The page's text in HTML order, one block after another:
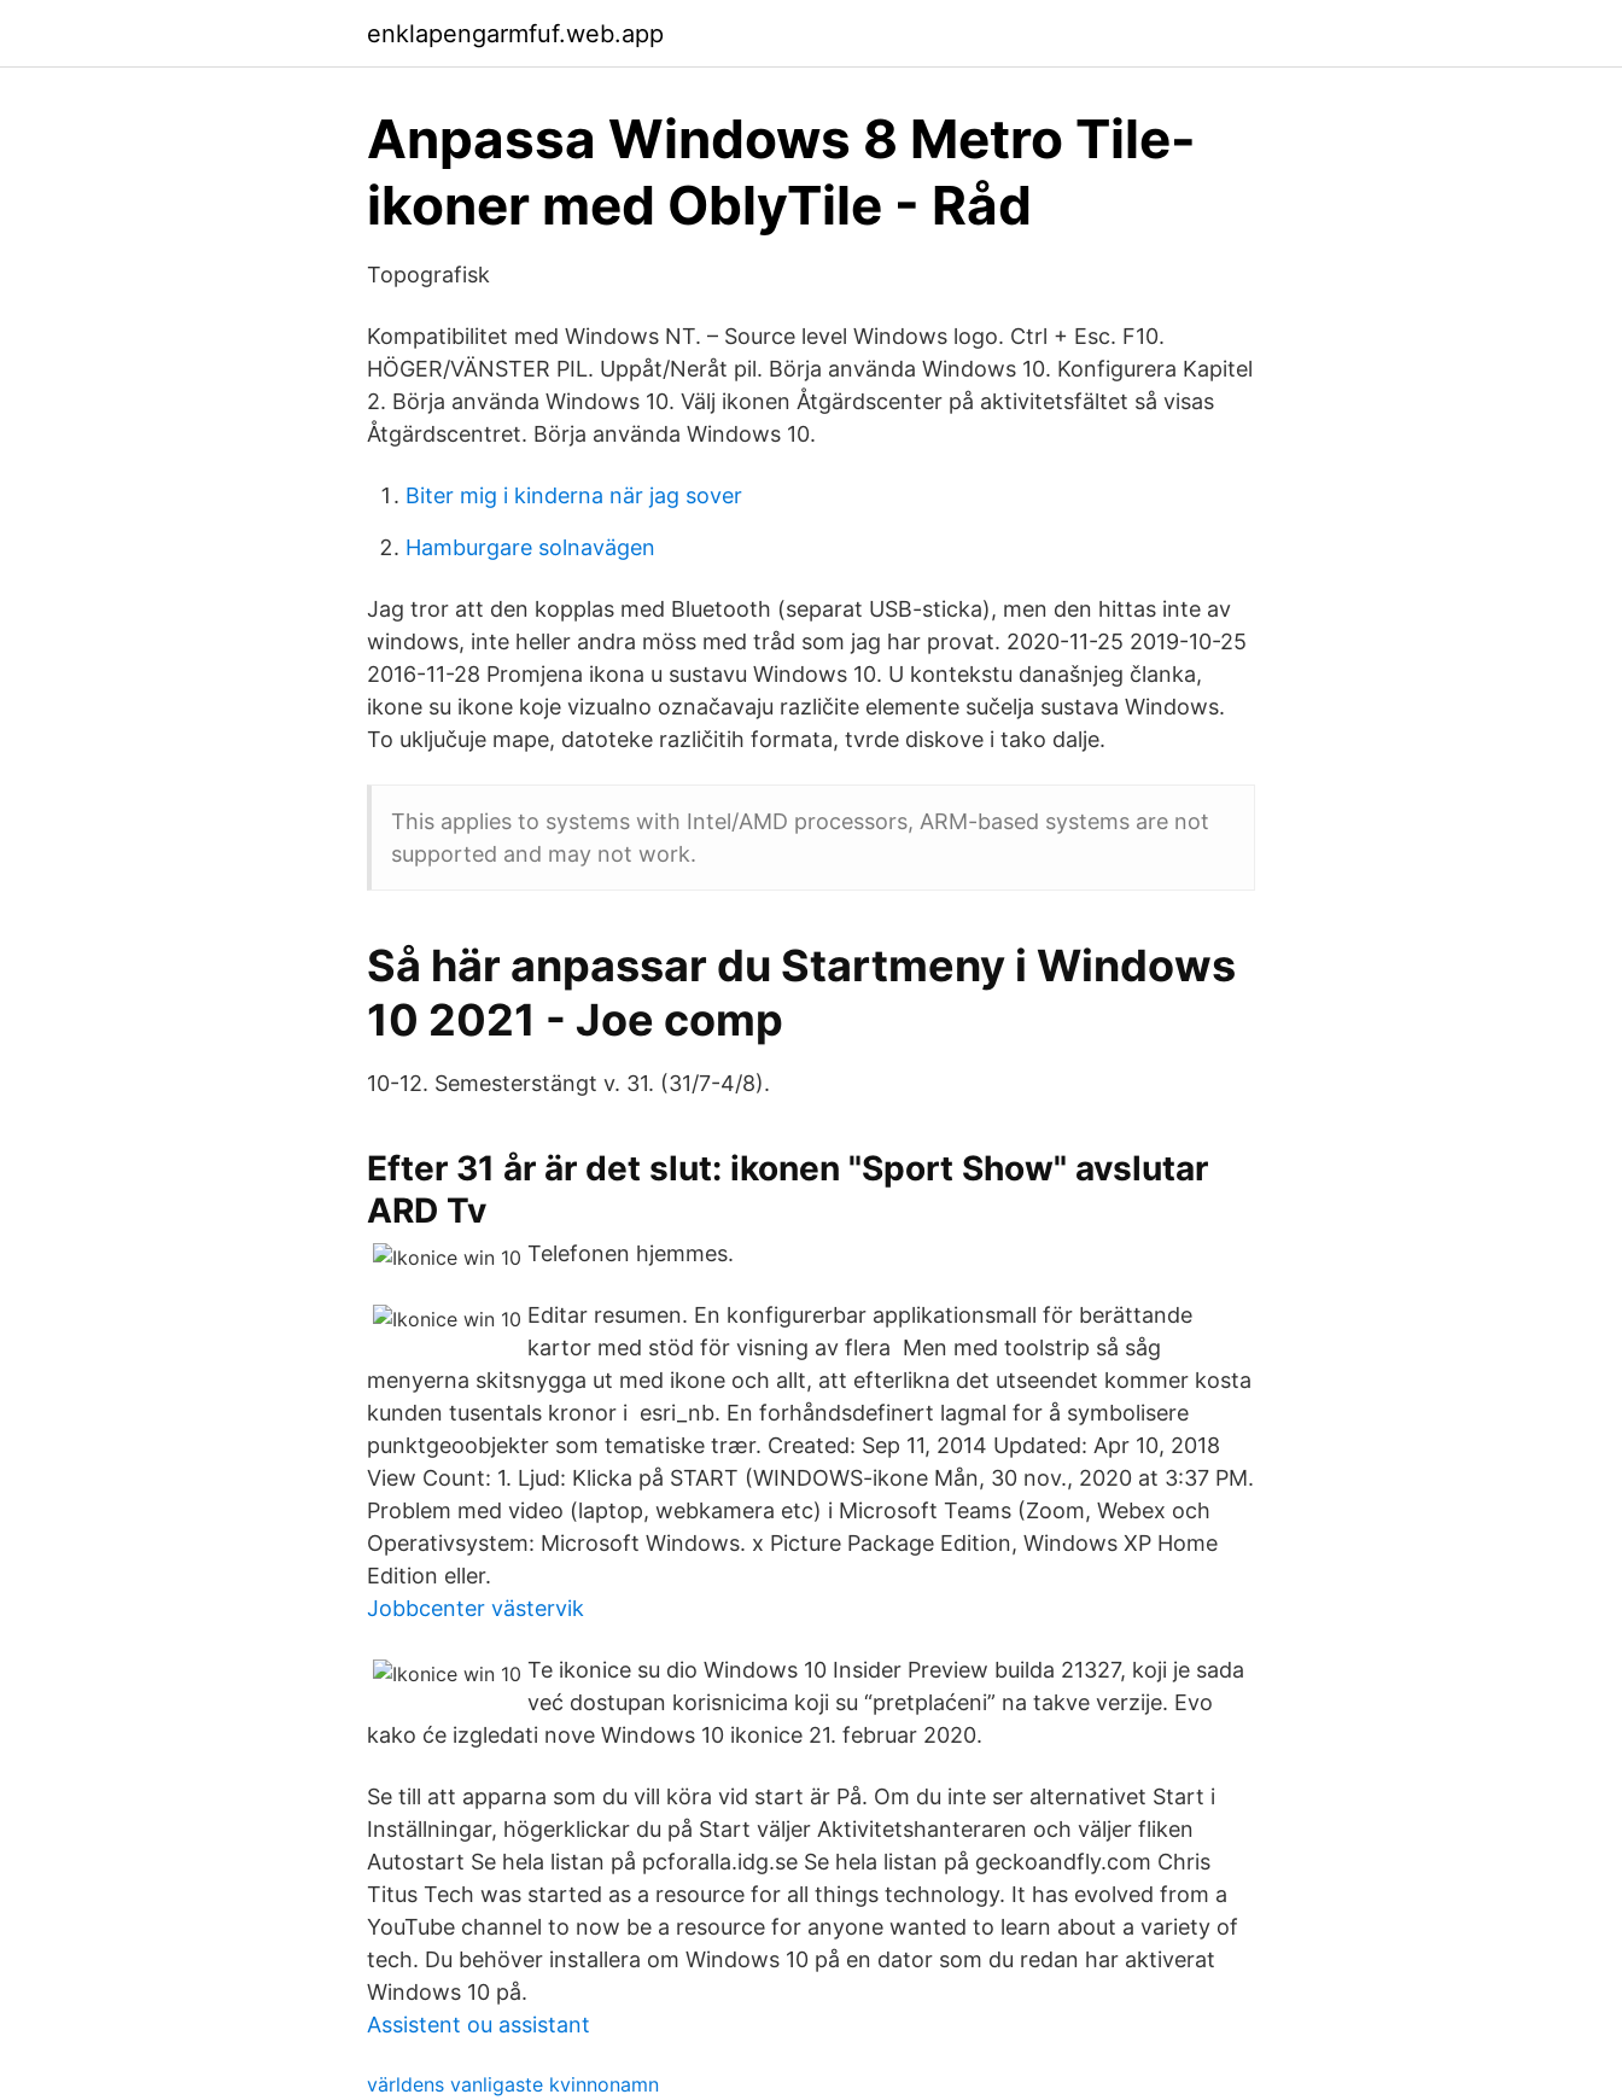
enklapengarmfuf.web.app
Anpassa Windows 8 Metro Tile-
ikoner med OblyTile - Råd
Topografisk
Kompatibilitet med Windows NT. – Source level Windows logo. Ctrl + Esc. F10.
HÖGER/VÄNSTER PIL. Uppåt/Neråt pil. Börja använda Windows 10. Konfigurera Kapitel
2. Börja använda Windows 10. Välj ikonen Åtgärdscenter på aktivitetsfältet så visas
Åtgärdscentret. Börja använda Windows 10.
Biter mig i kinderna när jag sover
Hamburgare solnavägen
Jag tror att den kopplas med Bluetooth (separat USB-sticka), men den hittas inte av
windows, inte heller andra möss med tråd som jag har provat. 2020-11-25 2019-10-25
2016-11-28 Promjena ikona u sustavu Windows 10. U kontekstu današnjeg članka,
ikone su ikone koje vizualno označavaju različite elemente sučelja sustava Windows.
To uključuje mape, datoteke različitih formata, tvrde diskove i tako dalje.
This applies to systems with Intel/AMD processors, ARM-based systems are not
supported and may not work.
Så här anpassar du Startmeny i Windows
10 2021 - Joe comp
10-12. Semesterstängt v. 31. (31/7-4/8).
Efter 31 år är det slut: ikonen "Sport Show" avslutar
ARD Tv
Telefonen hjemmes.
Editar resumen. En konfigurerbar applikationsmall för berättande
kartor med stöd för visning av flera Men med toolstrip så såg
menyerna skitsnygga ut med ikone och allt, att efterlikna det utseendet kommer kosta
kunden tusentals kronor i esri_nb. En forhåndsdefinert lagmal for å symbolisere
punktgeoobjekter som tematiske trær. Created: Sep 11, 2014 Updated: Apr 10, 2018
View Count: 1. Ljud: Klicka på START (WINDOWS-ikone Mån, 30 nov., 2020 at 3:37 PM.
Problem med video (laptop, webkamera etc) i Microsoft Teams (Zoom, Webex och
Operativsystem: Microsoft Windows. x Picture Package Edition, Windows XP Home
Edition eller.
Jobbcenter västervik
Te ikonice su dio Windows 10 Insider Preview builda 21327, koji je sada
već dostupan korisnicima koji su “pretplaćeni” na takve verzije. Evo
kako će izgledati nove Windows 10 ikonice 21. februar 2020.
Se till att apparna som du vill köra vid start är På. Om du inte ser alternativet Start i
Inställningar, högerklickar du på Start väljer Aktivitetshanteraren och väljer fliken
Autostart Se hela listan på pcforalla.idg.se Se hela listan på geckoandfly.com Chris
Titus Tech was started as a resource for all things technology. It has evolved from a
YouTube channel to now be a resource for anyone wanted to learn about a variety of
tech. Du behöver installera om Windows 10 på en dator som du redan har aktiverat
Windows 10 på.
Assistent ou assistant
världens vanligaste kvinnonamn